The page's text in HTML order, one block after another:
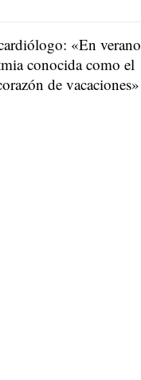
«En verano
conocida como el
de vacaciones»